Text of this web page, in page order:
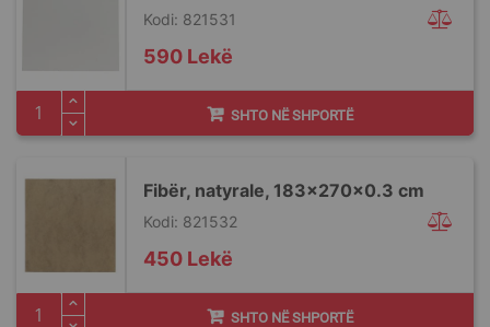
Kodi: 821531
590 Lekë
SHTO NË SHPORTË
Fibër, natyrale, 183x270x0.3 cm
Kodi: 821532
450 Lekë
SHTO NË SHPORTË